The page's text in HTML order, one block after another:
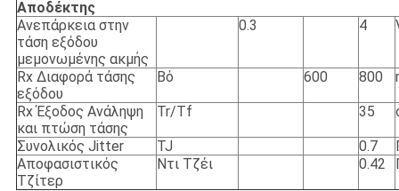
Αποδέκτης
Ανεπάρκεια στην
τάση εξόδου
μεμονωμένης ακμής
0.3 4
Rx Διαφορά τάσης
εξόδου
Βό 600 800
Rx Έξοδος Ανάληψη
και πτώση τάσης
Tr/Tf 35
Συνολικός Jitter TJ 0.7
Αποφασιστικός
Τζίτερ
Ντι Τζέι 0.42